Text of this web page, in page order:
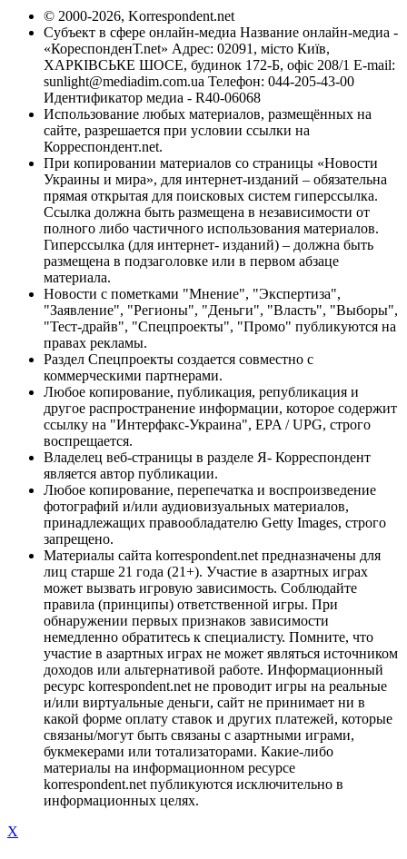
© 2000-2026, Korrespondent.net
Субъект в сфере онлайн-медиа Название онлайн-медиа -
«КореспонденТ.net» Адрес: 02091, місто Київ,
ХАРКІВСЬКЕ ШОСЕ, будинок 172-Б, офіс 208/1 E-mail:
sunlight@mediadim.com.ua Телефон: 044-205-43-00
Идентификатор медиа - R40-06068
Использование любых материалов, размещённых на
сайте, разрешается при условии ссылки на
Корреспондент.net.
При копировании материалов со страницы «Новости
Украины и мира», для интернет-изданий – обязательна
прямая открытая для поисковых систем гиперссылка.
Ссылка должна быть размещена в независимости от
полного либо частичного использования материалов.
Гиперссылка (для интернет- изданий) – должна быть
размещена в подзаголовке или в первом абзаце
материала.
Новости с пометками "Мнение", "Экспертиза",
"Заявление", "Регионы", "Деньги", "Власть", "Выборы",
"Тест-драйв", "Спецпроекты", "Промо" публикуются на
правах рекламы.
Раздел Спецпроекты создается совместно с
коммерческими партнерами.
Любое копирование, публикация, републикация и
другое распространение информации, которое содержит
ссылку на "Интерфакс-Украина", EPA / UPG, строго
воспрещается.
Владелец веб-страницы в разделе Я- Корреспондент
является автор публикации.
Любое копирование, перепечатка и воспроизведение
фотографий и/или аудиовизуальных материалов,
принадлежащих правообладателю Getty Images, строго
запрещено.
Материалы сайта korrespondent.net предназначены для
лиц старше 21 года (21+). Участие в азартных играх
может вызвать игровую зависимость. Соблюдайте
правила (принципы) ответственной игры. При
обнаружении первых признаков зависимости
немедленно обратитесь к специалисту. Помните, что
участие в азартных играх не может являться источником
доходов или альтернативой работе. Информационный
ресурс korrespondent.net не проводит игры на реальные
и/или виртуальные деньги, сайт не принимает ни в
какой форме оплату ставок и других платежей, которые
связаны/могут быть связаны с азартными играми,
букмекерами или тотализаторами. Какие-либо
материалы на информационном ресурсе
korrespondent.net публикуются исключительно в
информационных целях.
X